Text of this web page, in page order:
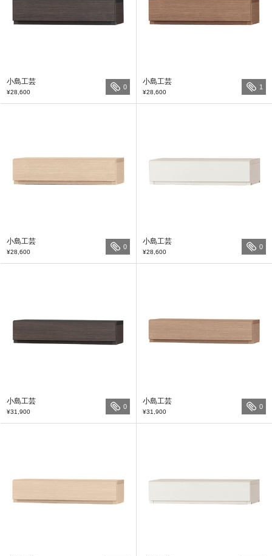
小島工芸
¥28,600
0
小島工芸
¥28,600
1
小島工芸
¥28,600
0
小島工芸
¥28,600
0
小島工芸
¥31,900
0
小島工芸
¥31,900
0